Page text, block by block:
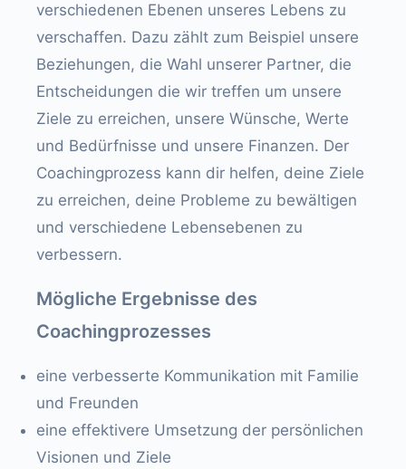
verschiedenen Ebenen unseres Lebens zu
verschaffen. Dazu zählt zum Beispiel unsere
Beziehungen, die Wahl unserer Partner, die
Entscheidungen die wir treffen um unsere
Ziele zu erreichen, unsere Wünsche, Werte
und Bedürfnisse und unsere Finanzen. Der
Coachingprozess kann dir helfen, deine Ziele
zu erreichen, deine Probleme zu bewältigen
und verschiedene Lebensebenen zu
verbessern.
Mögliche Ergebnisse des
Coachingprozesses
eine verbesserte Kommunikation mit Familie
und Freunden
eine effektivere Umsetzung der persönlichen
Visionen und Ziele